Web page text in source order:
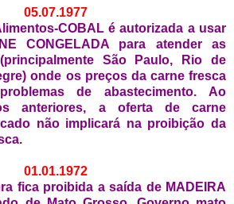
05.07.1977
COBAL é autorizada a usar
CONGELADA para atender as
São Paulo, Rio de
onde os preços da carne fresca
de abastecimento. Ao
anteriores, a oferta de carne
não implicará na proibição da
01.01.1972
fica proibida a saída de MADEIRA